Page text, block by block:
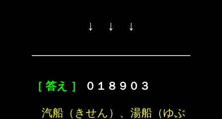
↓ ↓ ↓
［ 答え ］ ０１８９０３
汽船（きせん）、湯船（ゆぶ